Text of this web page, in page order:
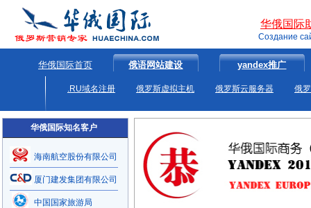
华俄国际
Создание
华俄国际首页 俄语网站建设 yandex推广
.RU域名注册 俄罗斯虚拟主机 俄罗斯云服务器 俄
华俄国际知名客户
海南航空股份有限公司
厦门建发集团有限公司
中国国家旅游局